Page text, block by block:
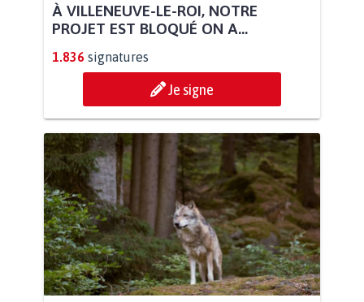
À VILLENEUVE-LE-ROI, NOTRE
PROJET EST BLOQUÉ ON A...
1.836 signatures
Je signe